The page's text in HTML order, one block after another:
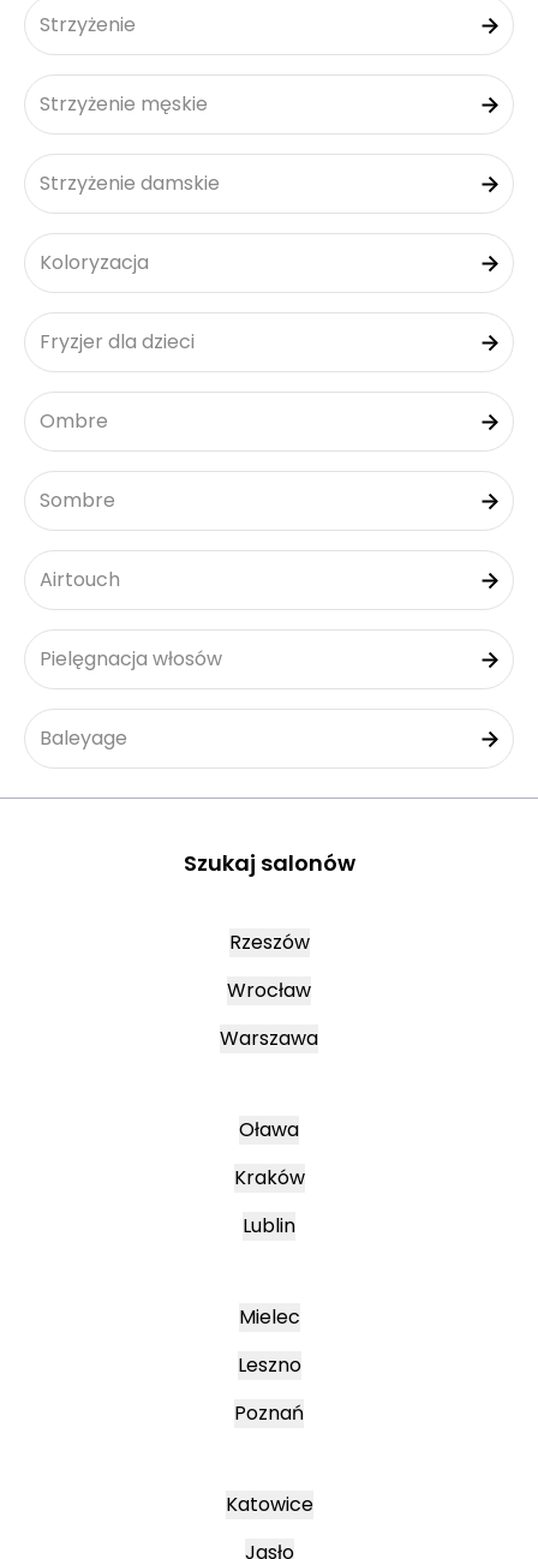
Strzyżenie
Strzyżenie męskie
Strzyżenie damskie
Koloryzacja
Fryzjer dla dzieci
Ombre
Sombre
Airtouch
Pielęgnacja włosów
Baleyage
Szukaj salonów
Rzeszów
Wrocław
Warszawa
Oława
Kraków
Lublin
Mielec
Leszno
Poznań
Katowice
Jasło